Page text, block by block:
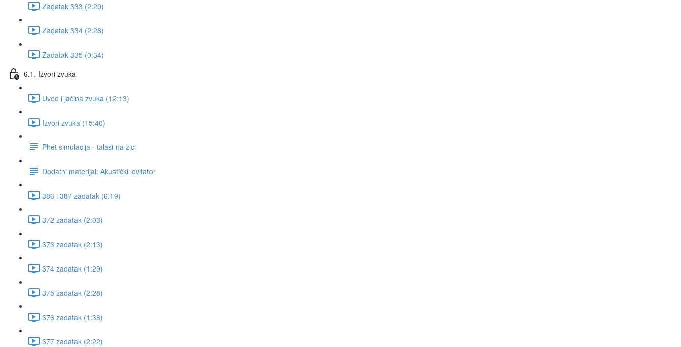
Zadatak 333 (2:20)
Zadatak 334 (2:28)
Zadatak 335 (0:34)
6.1. Izvori zvuka
Uvod i jačina zvuka (12:13)
Izvori zvuka (15:40)
Phet simulacija - talasi na žici
Dodatni materijal: Akustički levitator
386 i 387 zadatak (6:19)
372 zadatak (2:03)
373 zadatak (2:13)
374 zadatak (1:29)
375 zadatak (2:28)
376 zadatak (1:38)
377 zadatak (2:22)